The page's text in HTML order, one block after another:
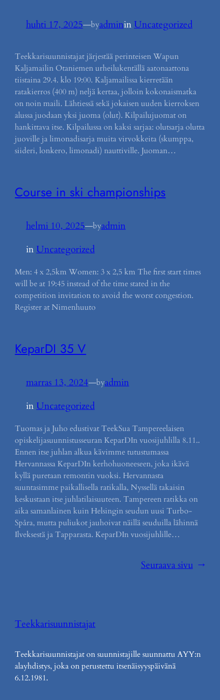
huhti 17, 2025—byadminin Uncategorized
Teekkarisuunnistajat järjestää perinteisen Wapun
Kaljamailin Otaniemen urheilukentällä aatonaattona
tiistaina 29.4. klo 19:00. Kaljamailissa kierretään
ratakierros (400 m) neljä kertaa, jolloin kokonaismatka
on noin maili. Lähtiessä sekä jokaisen uuden kierroksen
alussa juodaan yksi juoma (olut). Kilpailujuomat on
hankittava itse. Kilpailussa on kaksi sarjaa: olutsarja olutta
juoville ja limonadisarja muita virvokkeita (skumppa,
siideri, lonkero, limonadi) nauttiville. Juoman…
Course in ski championships
helmi 10, 2025—byadmin
in Uncategorized
Men: 4 x 2,5km Women: 3 x 2,5 km The first start times
will be at 19:45 instead of the time stated in the
competition invitation to avoid the worst congestion.
Register at Nimenhuuto
KeparDI 35 V
marras 13, 2024—byadmin
in Uncategorized
Tuomas ja Juho edustivat TeekSua Tampereelaisen
opiskelijasuunnistusseuran KeparDIn vuosijuhlilla 8.11..
Ennen itse juhlan alkua kävimme tutustumassa
Hervannassa KeparDIn kerhohuoneeseen, joka ikävä
kyllä puretaan remontin vuoksi. Hervannasta
suuntasimme paikallisella ratikalla, Nyssellä takaisin
keskustaan itse juhlatilaisuuteen. Tampereen ratikka on
aika samanlainen kuin Helsingin seudun uusi Turbo-
Spåra, mutta puliukot jauhoivat näillä seuduilla lähinnä
Ilveksestä ja Tapparasta. KeparDIn vuosijuhlille…
Seuraava sivu →
Teekkarisuunnistajat
Teekkarisuunnistajat on suunnistajille suunnattu AYY:n
alayhdistys, joka on perustettu itsenäisyyspäivänä
6.12.1981.